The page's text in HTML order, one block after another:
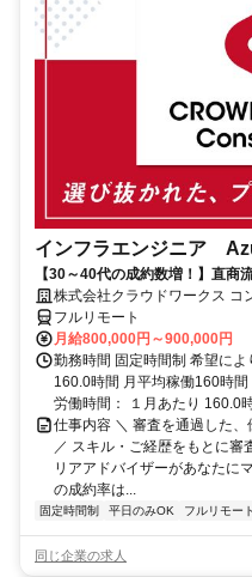
インフラエンジニア
【30～40代の成約数増！】直商
アのスキルに合致した案件を多数
株式会社クラウドワークス コ
フルリモート
月給800,000円～900,000円
勤務時間 固定時間制 希望に
160.0時間 月平均稼働160時
労働時間： １月あたり 160.0
仕事内容 ＼ 審査を通過した
／ スキル・ご経歴をもとに審
リアアドバイザーがあなたに
の成約率は...
固定時間制 平日のみOK フルリモート
同じ企業の求人